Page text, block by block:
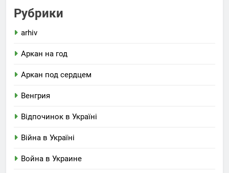
Рубрики
arhiv
Аркан на год
Аркан под сердцем
Венгрия
Відпочинок в Україні
Війна в Україні
Война в Украине